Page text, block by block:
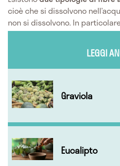
cioè che si dissolvono
non si dissolvono. In
LEGGI
Graviola
Eucalipto